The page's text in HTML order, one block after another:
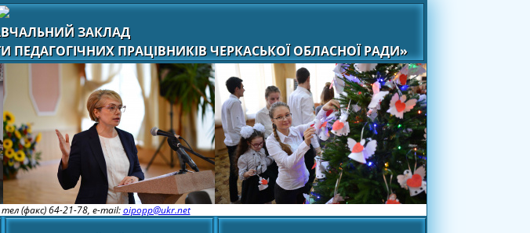
ЗАКЛАД
ПРАЦІВНИКІВ ЧЕРКАСЬКОЇ ОБЛАСНОЇ РАДИ»
тел (факс) 64-21-78, e-mail:oipopp@ukr.net